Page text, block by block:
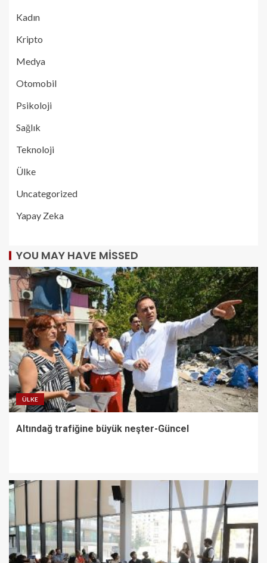
Kadın
Kripto
Medya
Otomobil
Psikoloji
Sağlık
Teknoloji
Ülke
Uncategorized
Yapay Zeka
YOU MAY HAVE MISSED
ÜLKE
Altındağ trafiğine büyük neşter-Güncel